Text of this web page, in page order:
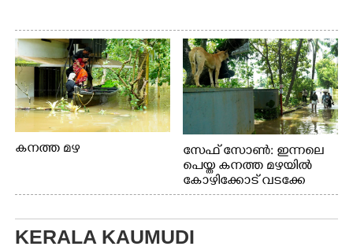
കനത്ത മഴ
സേഫ് സോൺ: ഇന്നലെ
പെയ്ത കനത്ത മഴയിൽ
കോഴിക്കോട് വടക്കേ
വയലിൽ വെള്ളം
വീട്ടുസാധനങ്ങളുമായി
വെള്ളത്തിലൂടെ
KERALA KAUMUDI